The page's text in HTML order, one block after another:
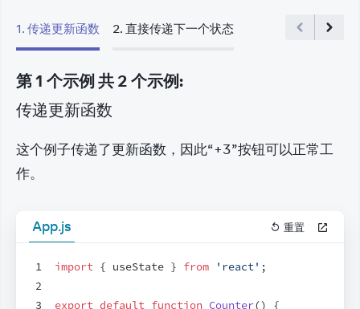
1. 传递更新函数 2. 直接传递下一个状态
第1 个示例 共 2 个示例:
传递更新函数
这个例子传递了更新函数，因此“+3”按钮可以正常工
作。
App.js 重置
1
2
3
import { useState } from 'react' ;
export default function Counter() {